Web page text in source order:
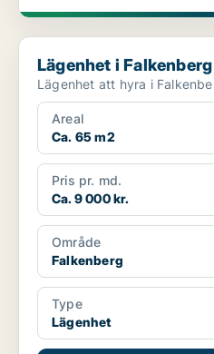
Lägenhet i Falkenberg
Lägenhet i Falkenberg
Areal
Ca. 65 m2
Pris pr. md.
Ca. 9 000 kr.
Område
Falkenberg
Type
Lägenhet